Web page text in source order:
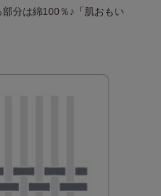
分は綿100％♪ 「肌おもい